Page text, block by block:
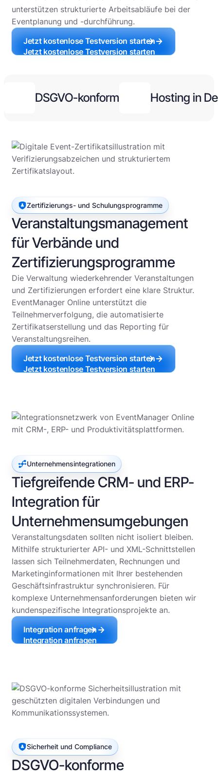
unterstützen strukturierte Arbeitsabläufe bei der
Eventplanung und -durchführung.
Jetzt kostenlose Testversion starten
Jetzt kostenlose Testversion starten
DSGVO-konform Hosting in
Zertifizierungs- und Schulungsprogramme
Veranstaltungsmanagement
für Verbände und
Zertifizierungsprogramme
Die Verwaltung wiederkehrender Veranstaltungen
und Zertifizierungen erfordert eine klare Struktur.
EventManager Online unterstützt die
Teilnehmerverfolgung, die automatisierte
Zertifikatserstellung und das Reporting für
Veranstaltungsreihen.
Jetzt kostenlose Testversion starten
Jetzt kostenlose Testversion starten
Unternehmensintegrationen
Tiefgreifende CRM- und ERP-
Integration für
Unternehmensumgebungen
Veranstaltungsdaten sollten nicht isoliert bleiben.
Mithilfe strukturierter API- und XML-Schnittstellen
lassen sich Teilnehmerdaten, Rechnungen und
Marketinginformationen mit Ihrer bestehenden
Geschäftsinfrastruktur synchronisieren. Für
komplexe Unternehmensanforderungen bieten wir
kundenspezifische Integrationsprojekte an.
Integration anfragen
Integration anfragen
Sicherheit und Compliance
DSGVO-konforme